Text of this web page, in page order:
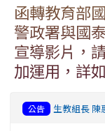
函轉教育部
警政署與國
宣導影片，
加運用，詳
公告 生教組長 陳